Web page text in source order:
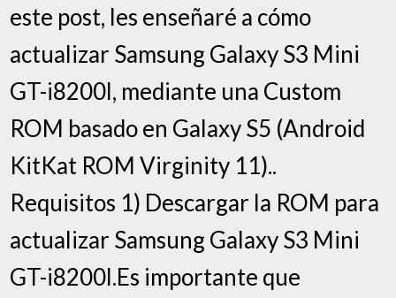
este post, les enseñaré a cómo
actualizar Samsung Galaxy S3 Mini
GT-i8200l, mediante una Custom
ROM basado en Galaxy S5 (Android
KitKat ROM Virginity 11)..
Requisitos 1) Descargar la ROM para
actualizar Samsung Galaxy S3 Mini
GT-i8200l.Es importante que